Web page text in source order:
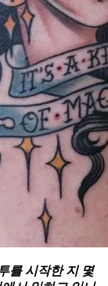
를 시작한 지 몇